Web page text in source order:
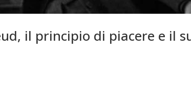
il principio di piacere e il